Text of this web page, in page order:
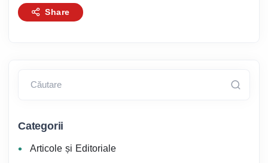
Share
Căutare
Categorii
Articole și Editoriale